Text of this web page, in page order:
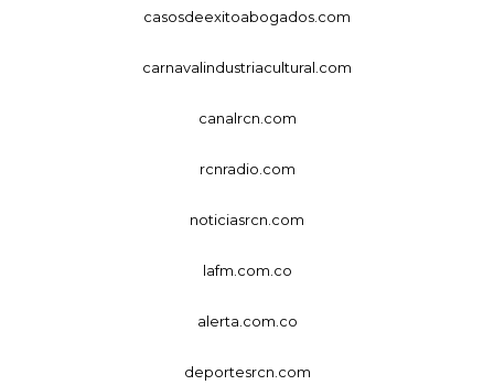
casosdeexitoabogados.com
carnavalindustriacultural.com
canalrcn.com
rcnradio.com
noticiasrcn.com
lafm.com.co
alerta.com.co
deportesrcn.com